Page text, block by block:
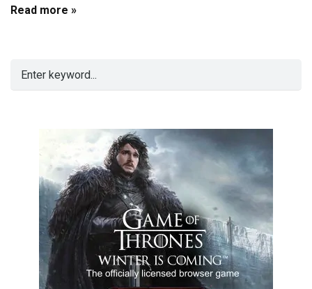
Read more »